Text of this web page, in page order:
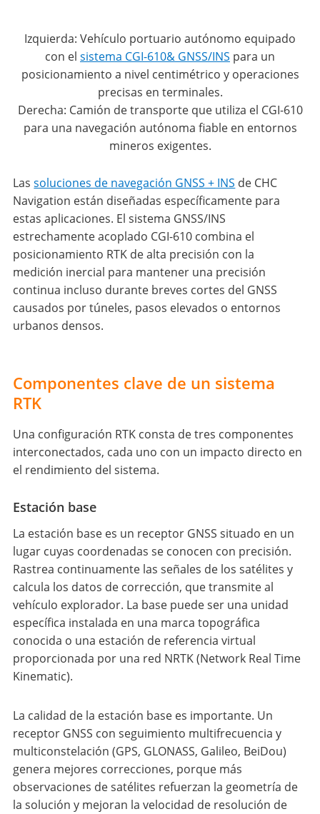
Izquierda: Vehículo portuario autónomo equipado
con el sistema CGI-610& GNSS/INS para un
posicionamiento a nivel centimétrico y operaciones
precisas en terminales.
Derecha: Camión de transporte que utiliza el CGI-610
para una navegación autónoma fiable en entornos
mineros exigentes.
Lassoluciones de navegación GNSS + INS de CHC
Navigation están diseñadas específicamente para
estas aplicaciones. El sistema GNSS/INS
estrechamente acoplado CGI-610 combina el
posicionamiento RTK de alta precisión con la
medición inercial para mantener una precisión
continua incluso durante breves cortes del GNSS
causados por túneles, pasos elevados o entornos
urbanos densos.
Componentes clave de un sistema
RTK
Una configuración RTK consta de tres componentes
interconectados, cada uno con un impacto directo en
el rendimiento del sistema.
Estación base
La estación base es un receptor GNSS situado en un
lugar cuyas coordenadas se conocen con precisión.
Rastrea continuamente las señales de los satélites y
calcula los datos de corrección, que transmite al
vehículo explorador. La base puede ser una unidad
específica instalada en una marca topográfica
conocida o una estación de referencia virtual
proporcionada por una red NRTK (Network Real Time
Kinematic).
La calidad de la estación base es importante. Un
receptor GNSS con seguimiento multifrecuencia y
multiconstelación (GPS, GLONASS, Galileo, BeiDou)
genera mejores correcciones, porque más
observaciones de satélites refuerzan la geometría de
la solución y mejoran la velocidad de resolución de